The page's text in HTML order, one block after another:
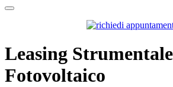
Leasing Strumentale
Fotovoltaico